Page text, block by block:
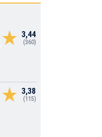
3,44
(360)
3,38
(115)